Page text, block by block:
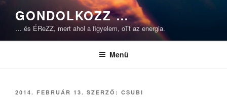
Tartalomhoz
GONDOLKOZZ …
… és ÉReZZ, mert ahol a figyelem, oTt az energia.
Menü
BEKÜLDVE:
2014. FEBRUÁR 13. SZERZŐ: CSUBI